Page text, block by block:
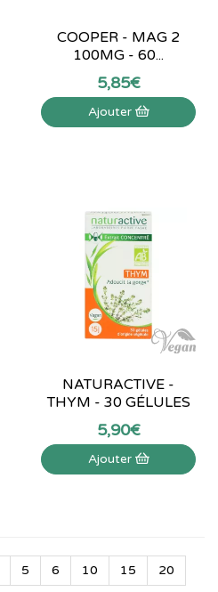
COOPER - MAG 2
100MG - 60...
5,85€
Ajouter
NATURACTIVE -
THYM - 30 GÉLULES
5,90€
Ajouter
5 6 10 15
20